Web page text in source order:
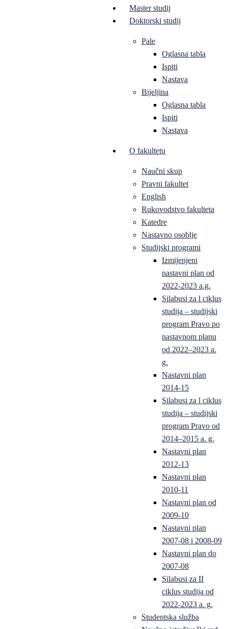
Master studij
Doktorski studij
Pale
Oglasna tabla
Ispiti
Nastava
Bijeljina
Oglasna tabla
Ispiti
Nastava
O fakultetu
Naučni skup
Pravni fakultet
English
Rukovodstvo fakulteta
Katedre
Nastavno osoblje
Studijski programi
Izmijenjeni
nastavni plan od
2022-2023 a.g.
Silabusi za l ciklus
studija – studijski
program Pravo po
nastavnom planu
od 2022–2023 a.
g.
Nastavni plan
2014-15
Silabusi za l ciklus
studija – studijski
program Pravo od
2014–2015 a. g.
Nastavni plan
2012-13
Nastavni plan
2010-11
Nastavni plan od
2009-10
Nastavni plan
2007-08 i 2008-09
Nastavni plan do
2007-08
Silabusi za II
ciklus studija od
2022-2023 a. g.
Studentska služba